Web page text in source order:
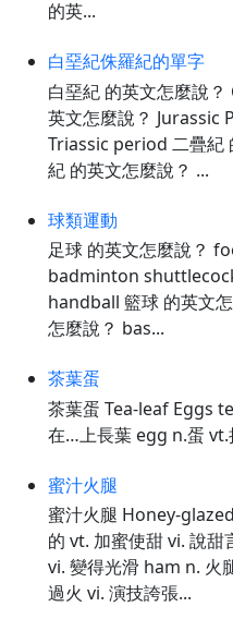
的英...
白堊紀侏羅紀的單字
白堊紀 的英文怎麼說
英文怎麼說？ Jurassic
Triassic period 二疊紀
紀 的英文怎麼說？ ...
球類運動
足球 的英文怎麼說？
badminton
handball 籃球 的英文
怎麼說？ bas...
茶葉蛋
茶葉蛋 Tea-leaf Eggs
在…上長葉 egg n.蛋 vt.
蜜汁火腿
蜜汁火腿 Honey-
的 vt. 加蜜使甜 vi. 說
vi. 變得光滑 ham n. 火
過火 vi. 演技誇張...